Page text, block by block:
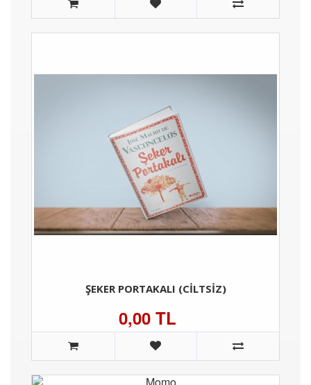
ŞEKER PORTAKALI (CILTSIZ)
0,00 TL